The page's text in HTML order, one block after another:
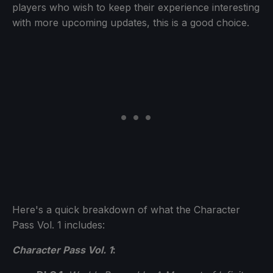
players who wish to keep their experience interesting
with more upcoming updates, this is a good choice.
Here's a quick breakdown of what the Character
Pass Vol. 1 includes:
Character Pass Vol. 1: